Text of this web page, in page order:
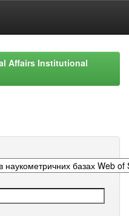
Affairs Institutional